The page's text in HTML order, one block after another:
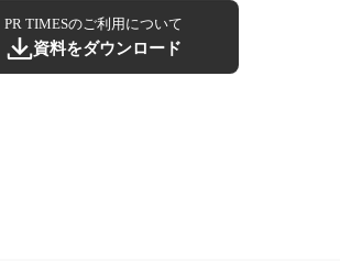
PR TIMESのご利用について
資料をダウンロード